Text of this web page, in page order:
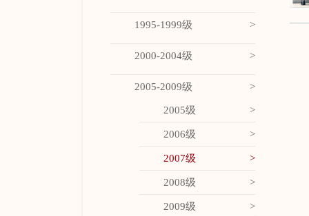
1995-1999级
2000-2004级
2005-2009级
2005级
2006级
2007级
2008级
2009级